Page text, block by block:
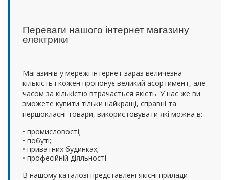
Переваги нашого інтернет магазину
електрики
Магазинів у мережі інтернет зараз величезна
кількість і кожен пропонує великий асортимент, але
часом за кількістю втрачається якість. У нас же ви
зможете купити тільки найкращі, справні та
першокласні товари, використовувати які можна в:
• промисловості;
• побуті;
• приватних будинках;
• професійній діяльності.
В нашому каталозі представлені якісні прилади